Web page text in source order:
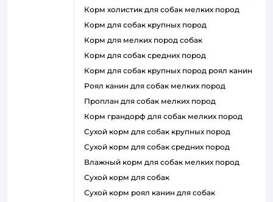
корм холистик для собак мелких пород
корм для собак крупных пород
корм для мелких пород собак
корм для собак средних пород
корм для собак крупных пород роял канин
роял канин для собак мелких пород
проплан для собак мелких пород
корм грандорф для собак мелких пород
сухой корм для собак крупных пород
сухой корм для собак средних пород
влажный корм для собак мелких пород
сухой корм для собак
сухой корм роял канин для собак